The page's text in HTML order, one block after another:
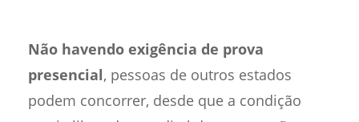
Não havendo exigência de prova
presencial, pessoas de outros estados
podem concorrer, desde que a condição